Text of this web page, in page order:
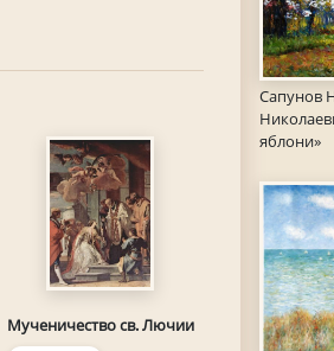
Сапунов
яблони»
Мученичество св. Лючии